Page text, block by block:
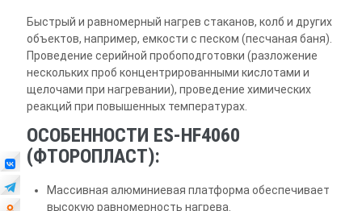
Быстрый и равномерный нагрев стаканов, колб и других
объектов, например, емкости с песком (песчаная баня).
Проведение серийной пробоподготовки (разложение
нескольких проб концентрированными кислотами и
щелочами при нагревании), проведение химических
реакций при повышенных температурах.
ОСОБЕННОСТИ ES-HF4060
(ФТОРОПЛАСТ):
Массивная алюминиевая платформа обеспечивает
высокую равномерность нагрева.